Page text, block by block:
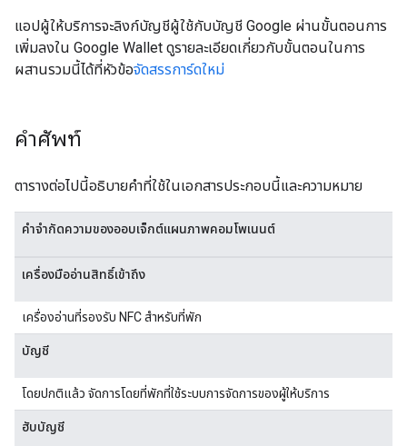
แอปผู้ให้บริการจะลิงก์บัญชีผู้ใช้กับบัญชี Google ผ่านขั้นตอนการ
เพิ่มลงใน Google Wallet ดูรายละเอียดเกี่ยวกับขั้นตอนในการ
ผสานรวมนี้ได้ที่หัวข้อจัดสรรการ์ดใหม่
คำศัพท์
ตารางต่อไปนี้อธิบายคําที่ใช้ในเอกสารประกอบนี้และความหมาย
คําจํากัดความของออบเจ็กต์แผนภาพคอมโพเนนต์
เครื่องมืออ่านสิทธิ์เข้าถึง
เครื่องอ่านที่รองรับ NFC สำหรับที่พัก
บัญชี
โดยปกติแล้ว จัดการโดยที่พักที่ใช้ระบบการจัดการของผู้ให้บริการ
ฮับบัญชี